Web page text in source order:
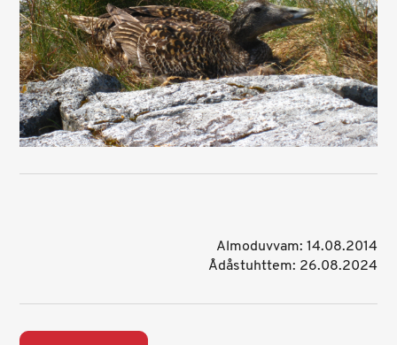
Almoduvvam: 14.08.2014
Ådåstuhttem: 26.08.2024